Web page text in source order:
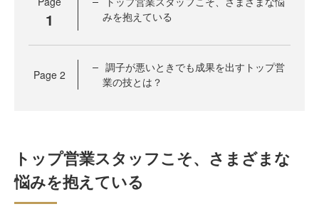
1
みを抱えている
Page 2
調子が悪いときでも成果を出すトップ営
業の技とは？
トップ営業スタッフこそ、さまざまな
悩みを抱えている